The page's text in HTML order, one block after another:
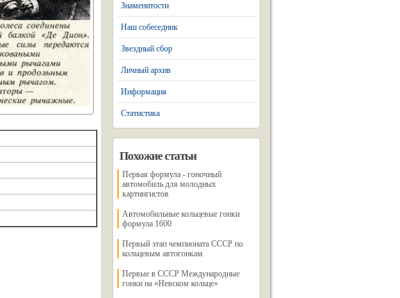
Знаменитости
Наш собеседник
Звездный сбор
Личный архив
Информация
Статистика
Похожие статьи
Первая формула - гоночный
автомобиль для молодных
картингистов
Автомобильные кольцевые гонки
формула 1600
Первый этап чемпионата СССР по
кольцевым автогонкам
Первые в СССР Международные
гонки на «Невском кольце»